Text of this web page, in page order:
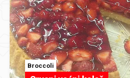
Broccoli